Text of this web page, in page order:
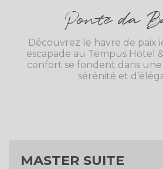
Ponte da
Découvrez le havre de paix
escapade au Tempus Hotel
confort se fondent dans
sérénité et
MASTER SUITE